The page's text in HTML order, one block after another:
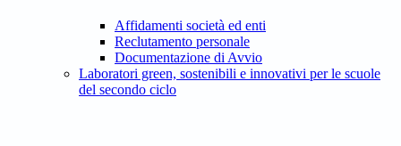
Affidamenti società ed enti
Reclutamento personale
Documentazione di Avvio
Laboratori green, sostenibili e innovativi per le scuole
del secondo ciclo